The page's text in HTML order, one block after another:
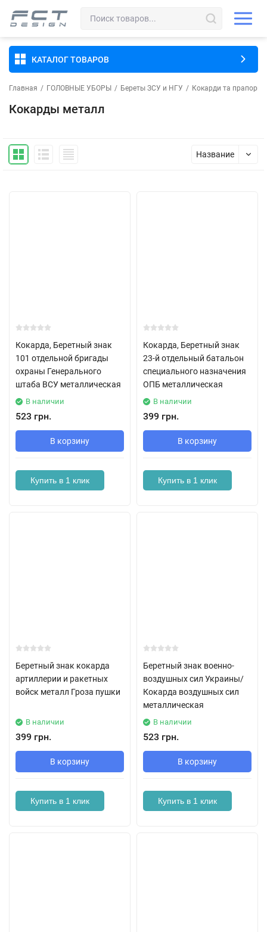
КАТАЛОГ ТОВАРОВ
Главная / ГОЛОВНЫЕ УБОРЫ / Береты ЗСУ и НГУ / Кокарди та прапорці
Кокарды металл
Название
Кокарда, Беретный знак
101 отдельной бригады
охраны Генерального
штаба ВСУ металлическая
В наличии
523 грн.
В корзину
Купить в 1 клик
Кокарда, Беретный знак
23-й отдельный батальон
специального назначения
ОПБ металлическая
В наличии
399 грн.
В корзину
Купить в 1 клик
Беретный знак кокарда
артиллерии и ракетных
войск металл Гроза пушки
В наличии
399 грн.
В корзину
Купить в 1 клик
Беретный знак военно-
воздушных сил Украины/
Кокарда воздушных сил
металлическая
В наличии
523 грн.
В корзину
Купить в 1 клик